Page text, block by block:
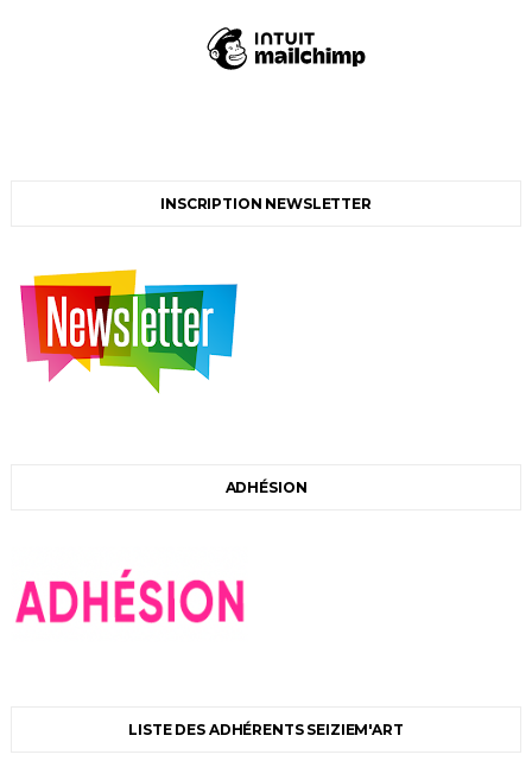
INSCRIPTION NEWSLETTER
ADHÉSION
LISTE DES ADHÉRENTS SEIZIEM'ART